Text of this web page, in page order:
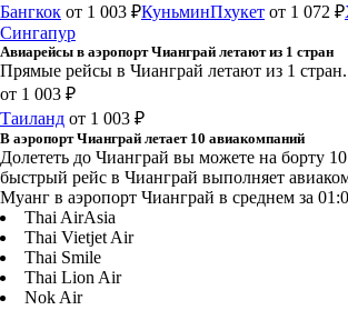
Бангкок от 1 003 ₽КуньминПхукет от 1 072 ₽
Сингапур
Авиарейсы в аэропорт Чианграй летают из 1 стран
Прямые рейсы в Чианграй летают из 1
от 1 003 ₽
Таиланд от 1 003 ₽
В аэропорт Чианграй летает 10 авиакомпаний
Долететь до Чианграй вы можете на борту
быстрый рейс в Чианграй выполняет
Муанг в аэропорт Чианграй в среднем за
Thai AirAsia
Thai Vietjet Air
Thai Smile
Thai Lion Air
Nok Air